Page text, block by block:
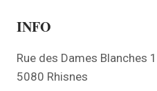
INFO
Rue des Dames Blanches 1
5080 Rhisnes